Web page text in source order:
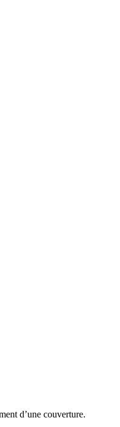
d’une couverture.